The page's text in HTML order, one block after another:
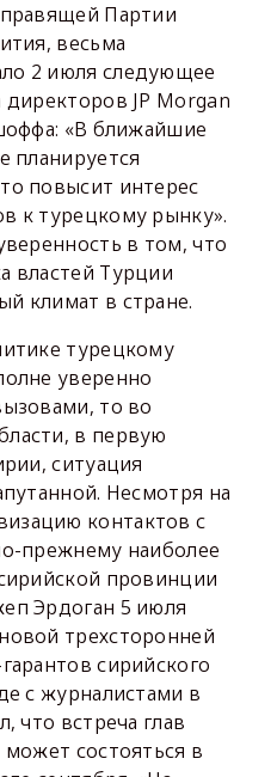
Партии
весьма
2 июля следующее
директоров JP Morgan
«В ближайшие
планируется
повысит интерес
к турецкому рынку».
в том, что
властей Турции
климат в стране.
турецкому
уверенно
то во
в первую
ситуация
Несмотря на
контактов с
прежнему наиболее
провинции
Эрдоган 5 июля
трехсторонней
сирийского
с журналистами в
что встреча глав
состояться в